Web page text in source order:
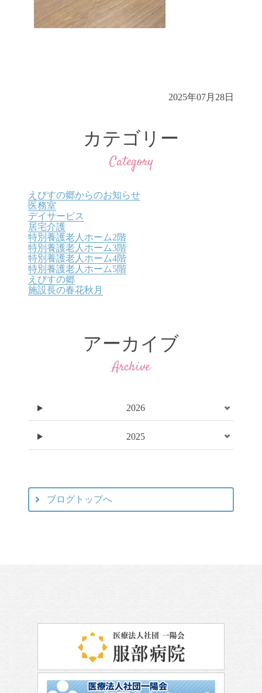
カテゴリー
Category
えびすの郷からのお知らせ
医務室
デイサービス
居宅介護
特別養護老人ホーム2階
特別養護老人ホーム3階
特別養護老人ホーム4階
特別養護老人ホーム5階
えびすの郷
施設長の春花秋月
アーカイブ
Archive
2026
2025
ブログトップへ
2025年07月28日